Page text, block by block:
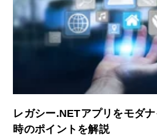
レガシー.NETアプリをモダ
時のポイントを解説